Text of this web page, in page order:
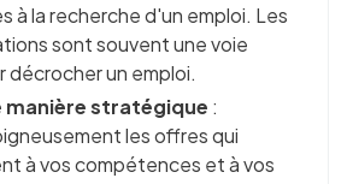
à la recherche d'un emploi. Les
sont souvent une voie
décrocher un emploi.
manière stratégique :
les offres qui
à vos compétences et à vos